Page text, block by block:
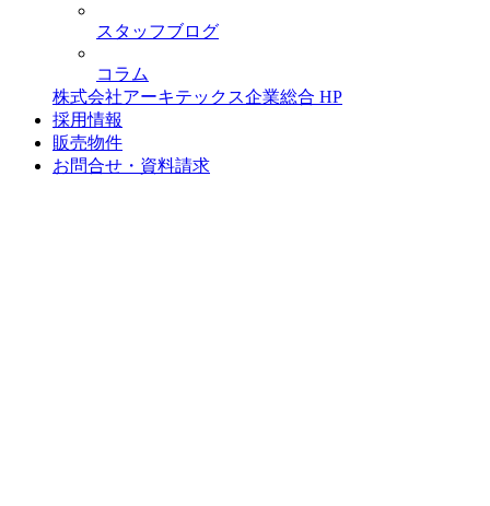
スタッフブログ
コラム
株式会社アーキテックス企業総合 HP
採用情報
販売物件
お問合せ・資料請求